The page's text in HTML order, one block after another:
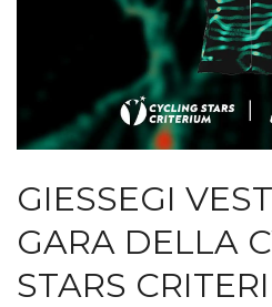
GIESSEGI
GARA DELLA
STARS